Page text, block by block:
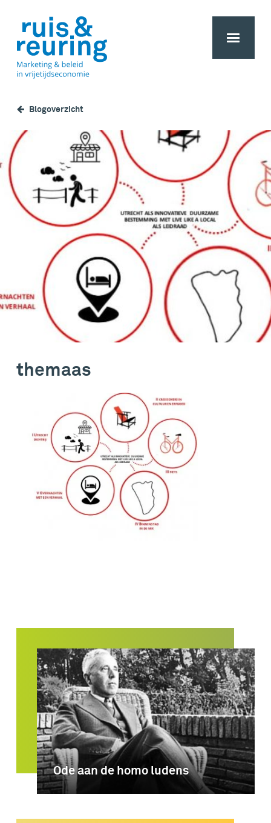
Blogoverzicht
themaas
Ode aan de homo ludens